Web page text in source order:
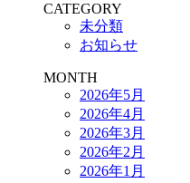
CATEGORY
未分類
お知らせ
MONTH
2026年5月
2026年4月
2026年3月
2026年2月
2026年1月